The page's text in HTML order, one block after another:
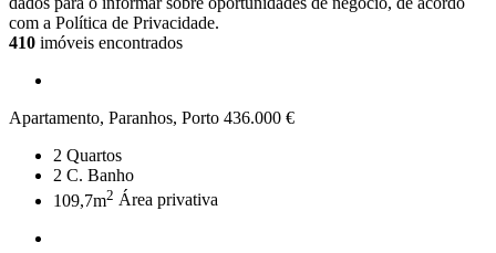
com a Política de Privacidade.
410 imóveis encontrados
Apartamento, Paranhos, Porto 436.000 €
2 Quartos
2 C. Banho
109,7m2 Área privativa